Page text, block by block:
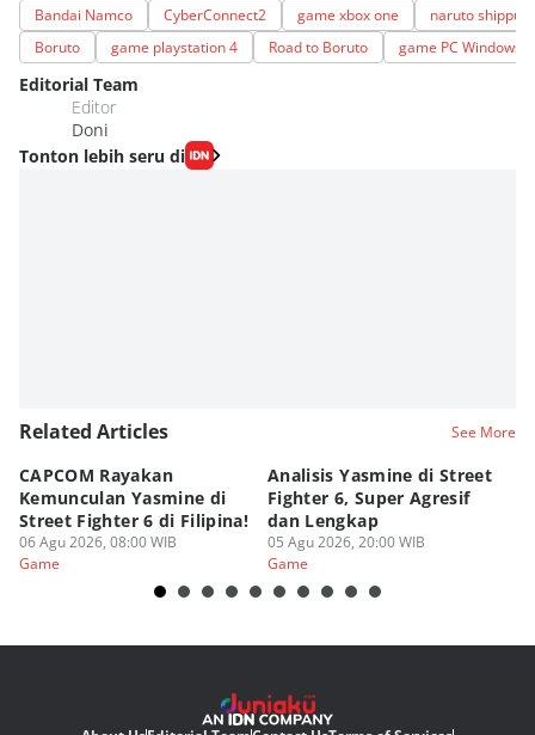
Bandai Namco CyberConnect2 game xbox one
naruto
Boruto
game playstation 4 Road to Boruto game PC Windows
Editorial Team
Editor
Doni
Tonton lebih seru di
Related Articles See More
CAPCOM Rayakan
Kemunculan Yasmine di
Street Fighter 6 di Filipina!
06 Agu 2026, 08:00 WIB
Game
Analisis Yasmine di Street
Fighter 6, Super Agresif
dan Lengkap
05 Agu 2026, 20:00 WIB
Game